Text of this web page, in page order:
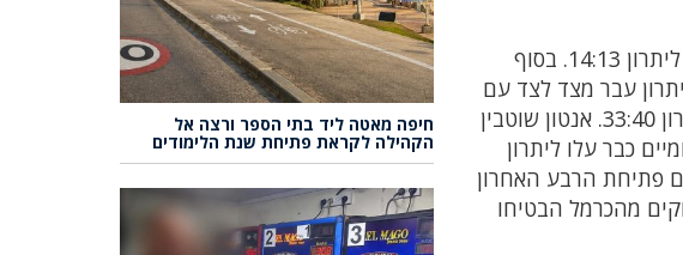
הירוקים התחילו טוב יותר את המשחק, אך הקבוצה של אבי סוכר צברה נקודות בצבע ועלתה ליתרון 14:13. בסוף
היתרון עבר מצד לצד עם
פתיחת הרבע השני, עד שדקות טובות של די ג'יי שארפ ודניאל קופרברג העניקו למקומיים יתרון 33:40. אנטון שוטבין
כבר עלו ליתרון
לרבע המכריע. הדרומיים מזערו נזקים, ובסוף הרבע השלישי זה 51:62. עם פתיחת הרבע האחרון
מהכרמל הבטיחו
חיפה מאטה ליד בתי הספר ורצה אל
הקהילה לקראת פתיחת שנת הלימודים